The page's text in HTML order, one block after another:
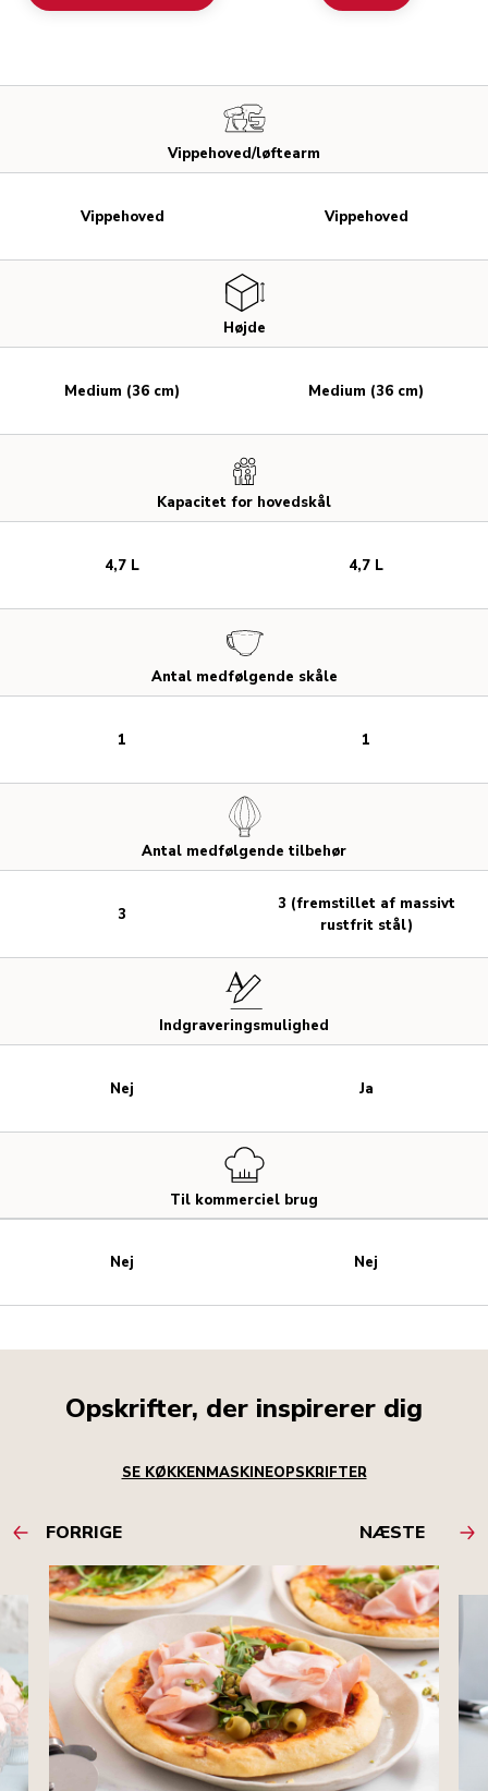
Vippehoved/løftearm
Højde
Kapacitet for hovedskål
Antal medfølgende skåle
Antal medfølgende tilbehør
Indgraveringsmulighed
Til kommerciel brug
Vippehoved
Medium (36 cm)
4,7 L
1
3
Nej
Nej
Vippehoved
Medium (36 cm)
4,7 L
1
3 (fremstillet af massivt
rustfrit stål)
Ja
Nej
Opskrifter, der inspirerer dig
SE KØKKENMASKINEOPSKRIFTER
FORRIGE NÆSTE